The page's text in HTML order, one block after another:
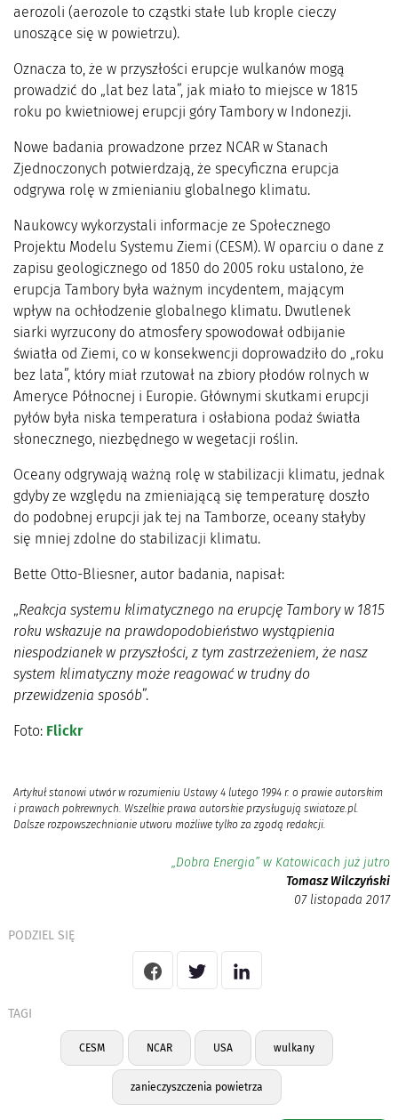
aerozoli (aerozole to cząstki stałe lub krople cieczy
unoszące się w powietrzu).
Oznacza to, że w przyszłości erupcje wulkanów mogą
prowadzić do „lat bez lata”, jak miało to miejsce w 1815
roku po kwietniowej erupcji góry Tambory w Indonezji.
Nowe badania prowadzone przez NCAR w Stanach
Zjednoczonych potwierdzają, że specyficzna erupcja
odgrywa rolę w zmienianiu globalnego klimatu.
Naukowcy wykorzystali informacje ze Społecznego
Projektu Modelu Systemu Ziemi (CESM). W oparciu o dane z
zapisu geologicznego od 1850 do 2005 roku ustalono, że
erupcja Tambory była ważnym incydentem, mającym
wpływ na ochłodzenie globalnego klimatu. Dwutlenek
siarki wyrzucony do atmosfery spowodował odbijanie
światła od Ziemi, co w konsekwencji doprowadziło do „roku
bez lata”, który miał rzutował na zbiory płodów rolnych w
Ameryce Północnej i Europie. Głównymi skutkami erupcji
pyłów była niska temperatura i osłabiona podaż światła
słonecznego, niezbędnego w wegetacji roślin.
Oceany odgrywają ważną rolę w stabilizacji klimatu, jednak
gdyby ze względu na zmieniającą się temperaturę doszło
do podobnej erupcji jak tej na Tamborze, oceany stałyby
się mniej zdolne do stabilizacji klimatu.
Bette Otto-Bliesner, autor badania, napisał:
„Reakcja systemu klimatycznego na erupcję Tambory w 1815
roku wskazuje na prawdopodobieństwo wystąpienia
niespodzianek w przyszłości, z tym zastrzeżeniem, że nasz
system klimatyczny może reagować w trudny do
przewidzenia sposób”.
Foto: Flickr
Artykuł stanowi utwór w rozumieniu Ustawy 4 lutego 1994 r. o prawie autorskim
i prawach pokrewnych. Wszelkie prawa autorskie przysługują swiatoze.pl.
Dalsze rozpowszechnianie utworu możliwe tylko za zgodą redakcji.
„Dobra Energia” w Katowicach już jutro
Tomasz Wilczyński
07 listopada 2017
PODZIEL SIĘ
TAGI
CESM NCAR USA wulkany
zanieczyszczenia powietrza